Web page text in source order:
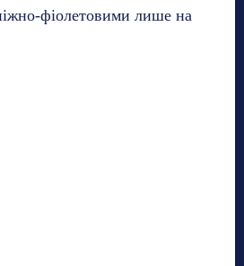
фіолетовими лише на